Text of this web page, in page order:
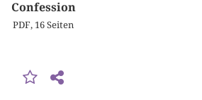
Confession
PDF, 16 Seiten